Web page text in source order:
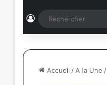
Connexion
Accueil / A la Une /